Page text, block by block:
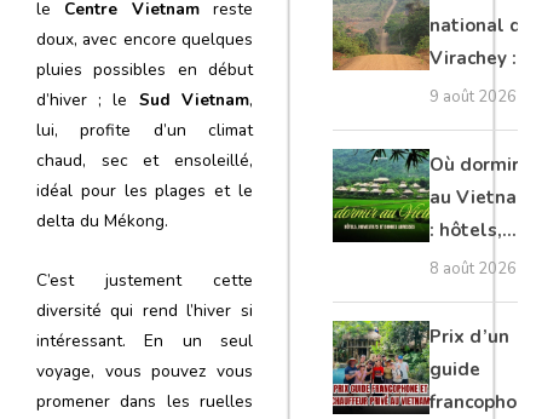
le Centre Vietnamreste
doux, avec encore quelques
pluies possibles en début
d’hiver ; le Sud Vietnam,
lui, profite d’un climat
chaud, sec et ensoleillé,
idéal pour les plages et le
delta du Mékong.
C’est justement cette
diversité qui rend l’hiver si
intéressant. En un seul
voyage, vous pouvez vous
promener dans les ruelles
national de
Virachey :
trekking,
nature
sauvage et
conseils
pour
explorer le
9 août 2026
Où dormir
au Vietnam
: hôtels,
homestays
et bonnes
adresses
8 août 2026
Prix d’un
guide
francophone